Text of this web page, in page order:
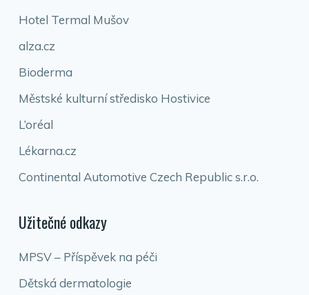
Hotel Termal Mušov
alza.cz
Bioderma
Městské kulturní středisko Hostivice
L’oréal
Lékarna.cz
Continental Automotive Czech Republic s.r.o.
Užitečné odkazy
MPSV – Příspěvek na péči
Dětská dermatologie